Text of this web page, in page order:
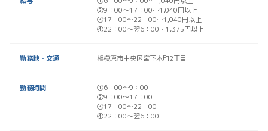
②9：00～17：00…1,040円以上
③17：00～22：00…1,040円以上
④22：00～翌6：00…1,375円以上
勤務地・交通 相模原市中央区宮下本町2丁目
勤務時間
①6：00～9：00
②9：00～17：00
③17：00～22：00
④22：00～翌6：00